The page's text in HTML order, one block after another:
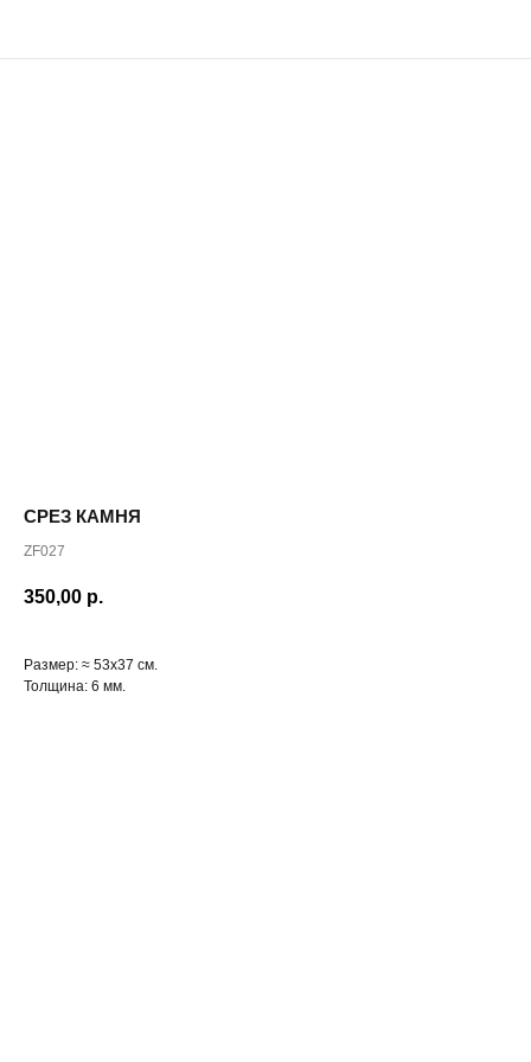
СРЕЗ КАМНЯ
ZF027
350,00 р.
Размер: ≈ 53х37 см.
Толщина: 6 мм.